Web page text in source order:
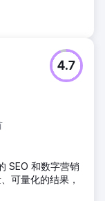
4.7
SEO 和数字营销
可量化的结果，